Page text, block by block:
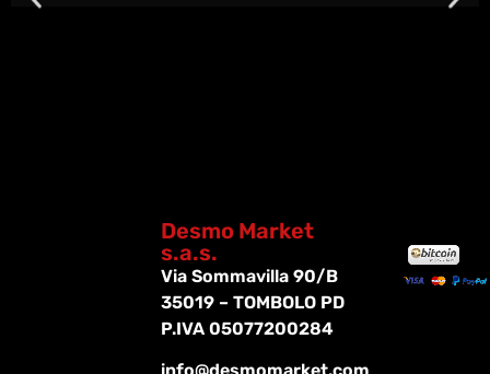
Desmo Market
s.a.s.
Via Sommavilla 90/B
35019 – TOMBOLO PD
P.IVA 05077200284